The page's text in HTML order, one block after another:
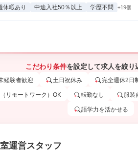
休暇あり 中途入社50％以上 学歴不問 +19個
こだわり条件を設定して求人を絞り
経験者歓迎 土日祝休み 完全週休2日
リモートワーク）OK 転勤なし 服装
語学力を活かせる
運営スタッフ